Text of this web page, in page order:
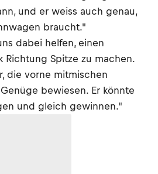
und er weiss auch genau,
braucht."
dabei helfen, einen
Spitze zu machen.
die vorne mitmischen
bewiesen. Er könnte
und gleich gewinnen."